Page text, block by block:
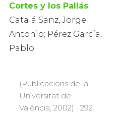
Cortes y los Pallás
Catalá Sanz, Jorge
Antonio; Pérez García,
Pablo
(Publicacions de la
Universitat de
València, 2002) · 292